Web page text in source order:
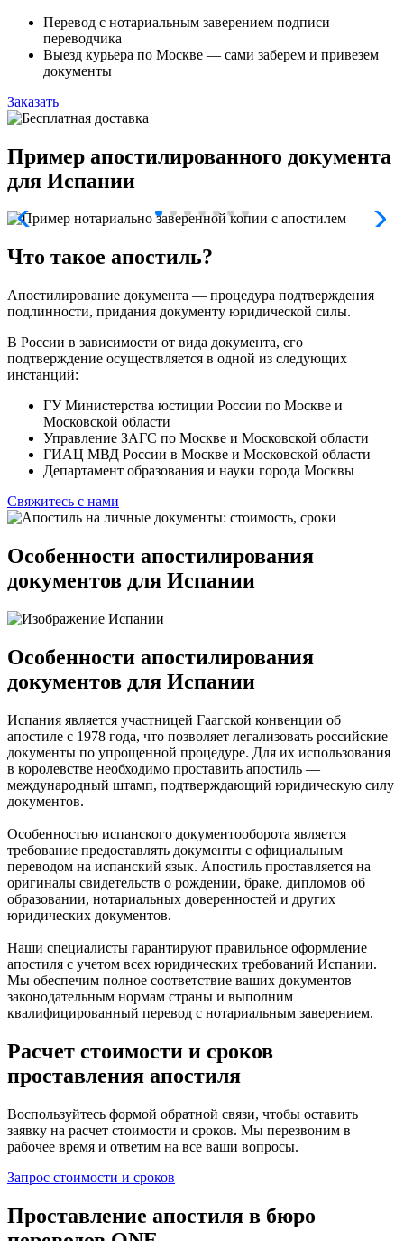
Перевод с нотариальным заверением подписи
переводчика
Выезд курьера по Москве — сами заберем и привезем
документы
Заказать
Пример апостилированного документа
для Испании
Что такое апостиль?
Апостилирование документа — процедура подтверждения
подлинности, придания документу юридической силы.
В России в зависимости от вида документа, его
подтверждение осуществляется в одной из следующих
инстанций:
ГУ Министерства юстиции России по Москве и
Московской области
Управление ЗАГС по Москве и Московской области
ГИАЦ МВД России в Москве и Московской области
Департамент образования и науки города Москвы
Свяжитесь с нами
Особенности апостилирования
документов для Испании
Особенности апостилирования
документов для Испании
Испания является участницей Гаагской конвенции об
апостиле с 1978 года, что позволяет легализовать российские
документы по упрощенной процедуре. Для их использования
в королевстве необходимо проставить апостиль —
международный штамп, подтверждающий юридическую силу
документов.
Особенностью испанского документооборота является
требование предоставлять документы с официальным
переводом на испанский язык. Апостиль проставляется на
оригиналы свидетельств о рождении, браке, дипломов об
образовании, нотариальных доверенностей и других
юридических документов.
Наши специалисты гарантируют правильное оформление
апостиля с учетом всех юридических требований Испании.
Мы обеспечим полное соответствие ваших документов
законодательным нормам страны и выполним
квалифицированный перевод с нотариальным заверением.
Расчет стоимости и сроков
проставления апостиля
Воспользуйтесь формой обратной связи, чтобы оставить
заявку на расчет стоимости и сроков. Мы перезвоним в
рабочее время и ответим на все ваши вопросы.
Запрос стоимости и сроков
Проставление апостиля в бюро